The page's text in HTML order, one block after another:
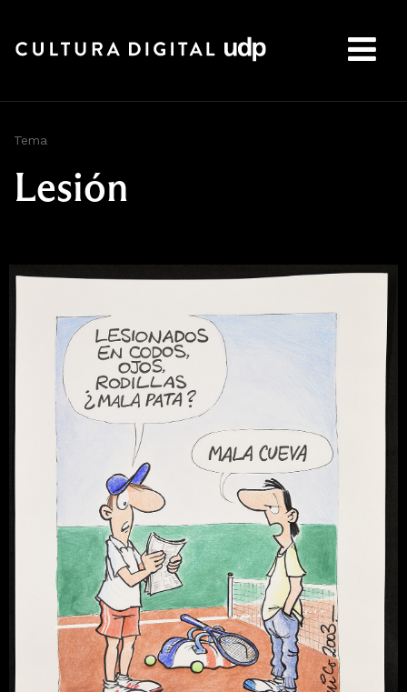
Tema
Lesión